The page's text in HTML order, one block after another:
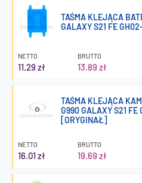
TAŚMA KLEJĄCA
GALAXY S21 FE
NETTO
11.29 zł
BRUTTO
13.89 zł
TAŚMA KLEJĄCA
G990 GALAXY S21 FE
[ORYGINAŁ]
NETTO
16.01 zł
BRUTTO
19.69 zł